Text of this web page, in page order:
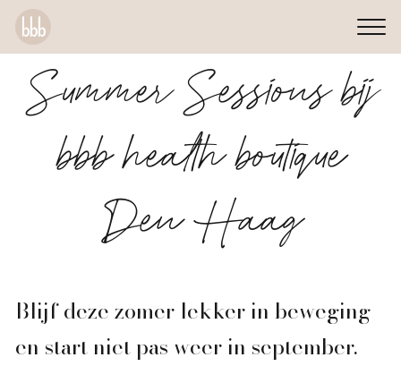
Summer Sessions bij
bbb health boutique
Den Haag
Blijf deze zomer lekker in beweging
en start niet pas weer in september.